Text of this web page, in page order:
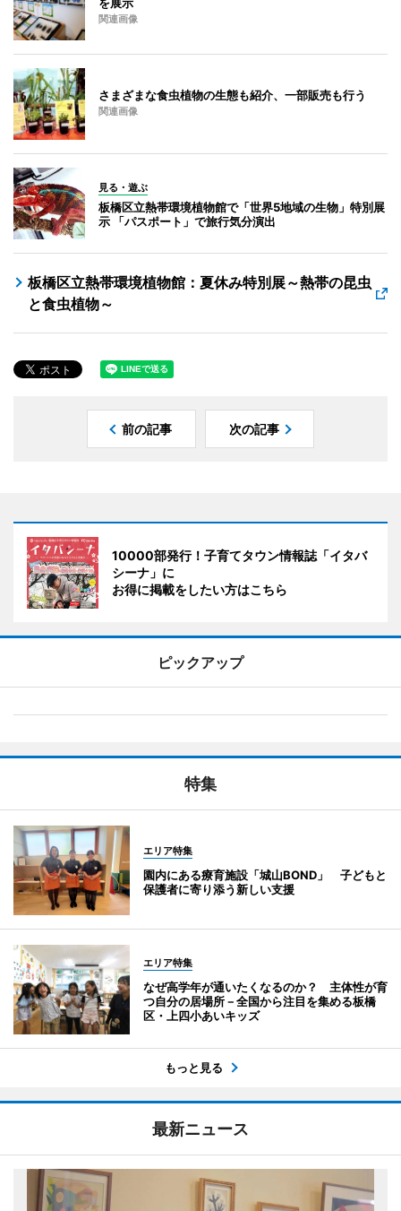
関連画像
さまざまな食虫植物の生態も紹介、一部販売も行う
関連画像
見る・遊ぶ
板橋区立熱帯環境植物館で「世界5地域の生物」特別展
示 「パスポート」で旅行気分演出
板橋区立熱帯環境植物館：夏休み特別展～熱帯の昆虫
と食虫植物～
前の記事 次の記事
10000部発行！子育てタウン情報誌「イタバ
シーナ」に
お得に掲載をしたい方はこちら
ピックアップ
特集
エリア特集
園内にある療育施設「城山BOND」 子どもと
保護者に寄り添う新しい支援
エリア特集
なぜ高学年が通いたくなるのか？ 主体性が育
つ自分の居場所－全国から注目を集める板橋
区・上四小あいキッズ
もっと見る
最新ニュース